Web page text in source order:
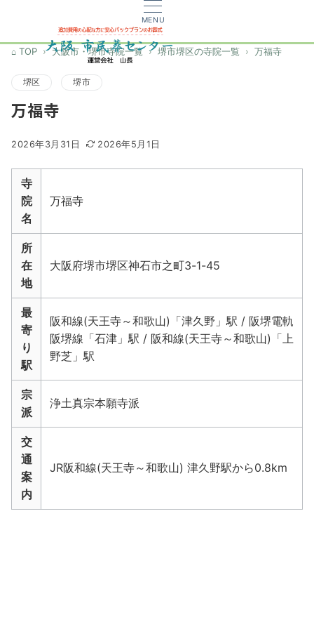
MENU
TOP 大阪市・堺市寺院一覧 堺市堺区の寺院一覧 万福寺
堺区 堺市
万福寺
2026年3月31日 2026年5月1日
寺
院
名
万福寺
所
在
地
大阪府堺市堺区神石市之町3-1-45
最
寄
り
駅
阪和線(天王寺～和歌山)「津久野」駅 / 阪堺電軌
阪堺線「石津」駅 / 阪和線(天王寺～和歌山)「上
野芝」駅
宗
派
浄土真宗本願寺派
交
通
案
内
JR阪和線(天王寺～和歌山) 津久野駅から0.8km